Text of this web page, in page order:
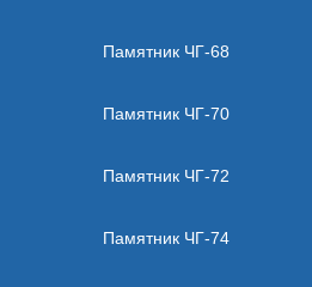
Памятник ЧГ-68
Памятник ЧГ-70
Памятник ЧГ-72
Памятник ЧГ-74